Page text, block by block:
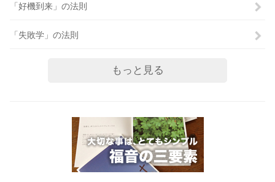
「好機到来」の法則
「失敗学」の法則
もっと見る